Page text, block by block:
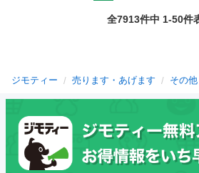
全7913件中 1-50件
ジモティー 売ります・あげます その他